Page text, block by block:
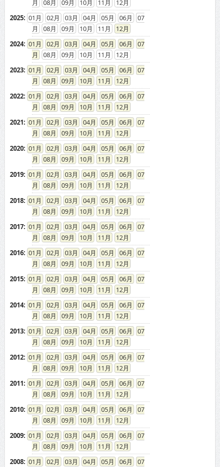
08 09 10 11
12
2025: 01 02 03 04 05 06
07
08
09 10 11
12
2024: 01 02 03 04 05 06
07
08
09 10 11
12
2023: 01 02 03 04 05 06
07
08
09 10 11
12
2022: 01 02 03 04 05 06
07
08
09 10 11
12
2021: 01 02 03 04 05 06
07
08
09 10 11
12
2020: 01 02 03 04 05 06
07
08
09 10 11
12
2019: 01 02 03 04 05 06
07
08
09 10 11
12
2018: 01 02 03 04 05 06
07
08
09 10 11
12
2017: 01 02 03 04 05 06
07
08
09 10 11
12
2016: 01 02 03 04 05 06
07
08
09 10 11
12
2015: 01 02 03 04 05 06
07
08
09 10 11
12
2014: 01 02 03 04 05 06
07
08
09 10 11
12
2013: 01 02 03 04 05 06
07
08
09 10 11
12
2012: 01 02 03 04 05 06
07
08
09 10 11
12
2011: 01 02 03 04 05 06
07
08
09 10 11
12
2010: 01 02 03 04 05 06
07
08
09 10 11
12
2009: 01 02 03 04 05 06
07
08
09 10 11
12
2008: 01 02 03 04 05 06
07